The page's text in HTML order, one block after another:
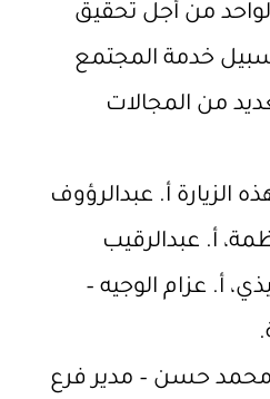
من أجل تحقيق
خدمة المجتمع
من المجالات
أ. عبدالرؤوف
أ. عبدالرقيب
أ. عزام الوجيه –
محمد حسن – مدير فرع